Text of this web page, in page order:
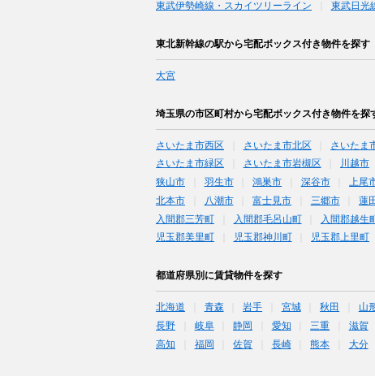
東武伊勢崎線・スカイツリーライン
東武日光
東北新幹線の駅から宅配ボックス付き物件を探す
大宮
埼玉県の市区町村から宅配ボックス付き物件を探
さいたま市西区 さいたま市北区 さいたま
さいたま市緑区
さいたま市岩槻区 川越市
狭山市
羽生市 鴻巣市 深谷市 上尾
北本市
八潮市 富士見市 三郷市 蓮
入間郡三芳町
入間郡毛呂山町 入間郡越生
児玉郡美里町
児玉郡神川町 児玉郡上里町
都道府県別に賃貸物件を探す
北海道 青森 岩手 宮城 秋田 山
長野
岐阜 静岡 愛知 三重 滋賀
高知
福岡 佐賀 長崎 熊本 大分